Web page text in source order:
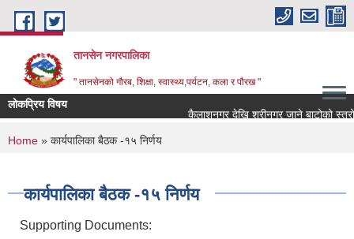
Skip to main content
तानसेन नगरपालिका
" तानसेनको गौरब, शिक्षा, स्वास्थ्य,पर्यटन, कला र पौरख "
लोकप्रिय विषय
You are here
Home » कार्यपालिका बैठक -१५ निर्णय
कार्यपालिका बैठक -१५ निर्णय
Supporting Documents: